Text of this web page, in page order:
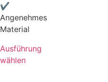
✔
Angenehmes
Material
Ausführung
wählen